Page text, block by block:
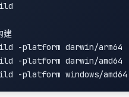
建
-platform darwin/arm64
-platform darwin/amd64